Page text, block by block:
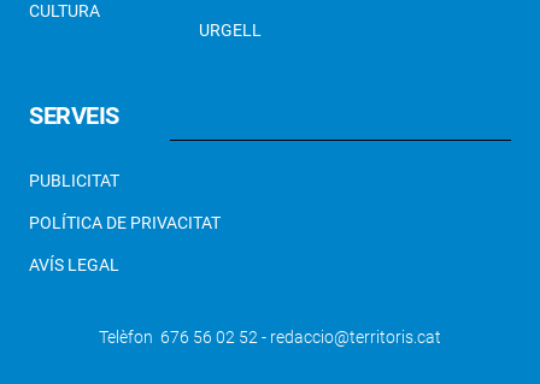
CULTURA
URGELL
SERVEIS
PUBLICITAT
POLÍTICA DE PRIVACITAT
AVÍS LEGAL
Telèfon 676 56 02 52 - redaccio@territoris.cat